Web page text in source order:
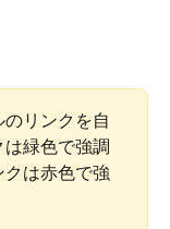
リンクを自
緑色で強調
は赤色で強